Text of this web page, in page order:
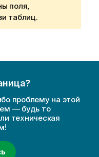
поля,
таблиц.
проблему на этой
— будь то
техническая